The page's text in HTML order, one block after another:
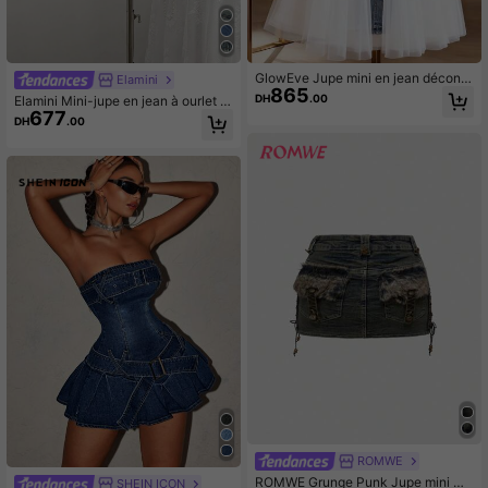
Elamini
Elamini Mini-jupe en jean à ourlet v
olanté à la mode pour femme, été
DH677.00
SHEIN ICON
GlowEve Jupe mini en jean décontr
actée et polyvalente pour femmes a
vec patchwork en maille et décorati
DH865.00
ROMWE
ROMWE Grunge Punk Jupe mini mo